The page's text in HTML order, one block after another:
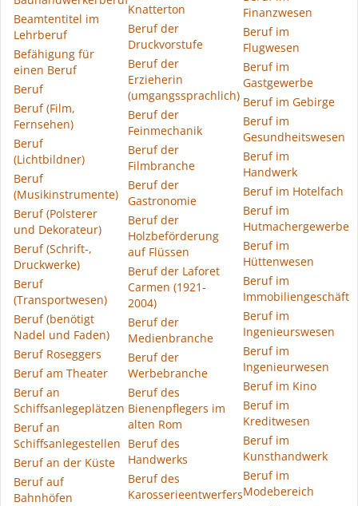
Beamtentitel im
Lehrberuf
Befähigung für
einen Beruf
Beruf
Beruf (Film,
Fernsehen)
Beruf
(Lichtbildner)
Beruf
(Musikinstrumente)
Beruf (Polsterer
und Dekorateur)
Beruf (Schrift-,
Druckwerke)
Beruf
(Transportwesen)
Beruf (benötigt
Nadel und Faden)
Beruf Roseggers
Beruf am Theater
Beruf an
Schiffsanlegeplätzen
Beruf an
Schiffsanlegestellen
Beruf an der Küste
Beruf auf
Bahnhöfen
Knatterton
Beruf der
Druckvorstufe
Beruf der
Erzieherin
(umgangssprachlich)
Beruf der
Feinmechanik
Beruf der
Filmbranche
Beruf der
Gastronomie
Beruf der
Holzbeförderung
auf Flüssen
Beruf der Laforet
Carmen (1921-
2004)
Beruf der
Medienbranche
Beruf der
Werbebranche
Beruf des
Bienenpflegers im
alten Rom
Beruf des
Handwerks
Beruf des
Karosserieentwerfers
Finanzwesen
Beruf im
Flugwesen
Beruf im
Gastgewerbe
Beruf im Gebirge
Beruf im
Gesundheitswesen
Beruf im
Handwerk
Beruf im Hotelfach
Beruf im
Hutmachergewerbe
Beruf im
Hüttenwesen
Beruf im
Immobiliengeschäft
Beruf im
Ingenieurswesen
Beruf im
Ingenieurwesen
Beruf im Kino
Beruf im
Kreditwesen
Beruf im
Kunsthandwerk
Beruf im
Modebereich